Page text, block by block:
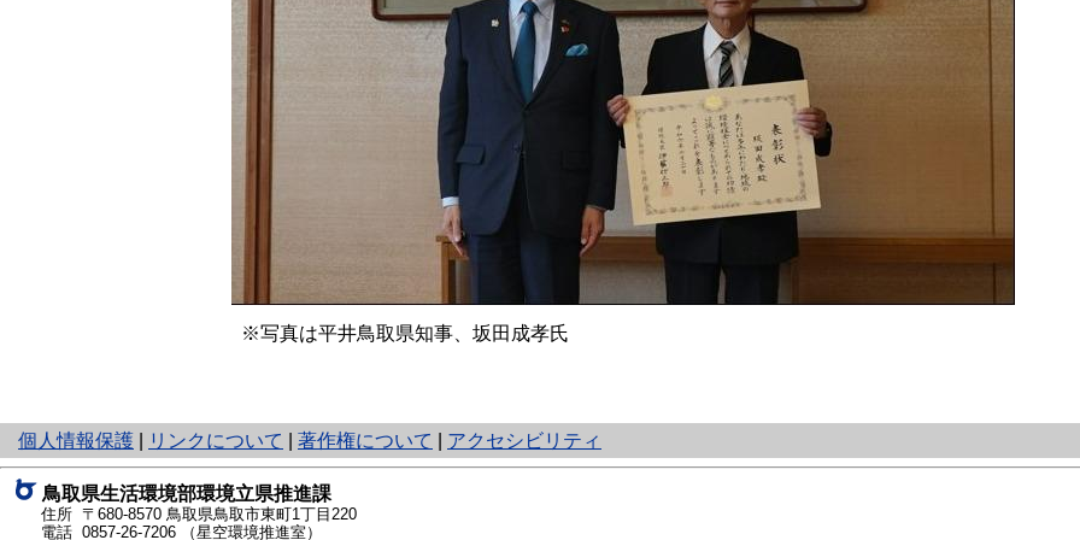
※写真は平井鳥取県知事、坂田成孝氏
個人情報保護
と
り
ネ
ッ
ト
リンクについて 著作権について アクセシビリティ
鳥取県生活環境部環境立県推進課
住所 〒680-8570 鳥取県鳥取市東町1丁目220
電話 0857-26-7206 （星空環境推進室）